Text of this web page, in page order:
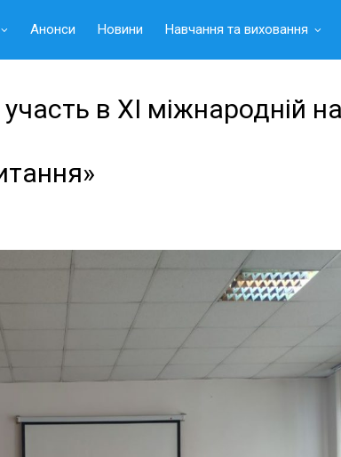
Анонси Новини Навчання та виховання
в ХІ міжнародній